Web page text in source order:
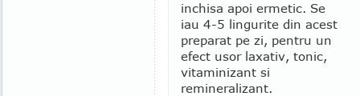
inchisa apoi ermetic. Se
iau 4-5 lingurite din acest
preparat pe zi, pentru un
efect usor laxativ, tonic,
vitaminizant si
remineralizant.